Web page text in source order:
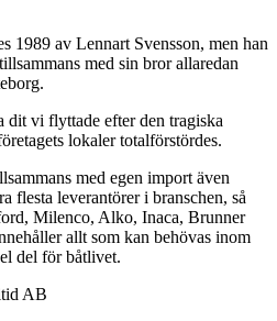
1989 av Lennart Svensson, men han
med sin bror allaredan
vi flyttade efter den tragiska
lokaler totalförstördes.
med egen import även
flesta leverantörer i branschen, så
Milenco, Alko, Inaca, Brunner
allt som kan behövas inom
del för båtlivet.
AB